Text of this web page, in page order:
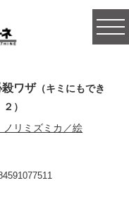
ワザ （キミにもでき
）
リミズミカ／絵